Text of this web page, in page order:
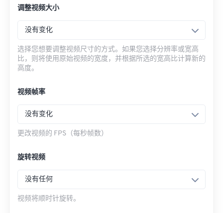
调整视频大小
没有变化
选择您想要调整视频尺寸的方式。如果您选择分辨率或宽高
比，则将使用原始视频的宽度，并根据所选的宽高比计算新的
高度。
视频帧率
没有变化
更改视频的 FPS（每秒帧数）
旋转视频
没有任何
视频将顺时针旋转。